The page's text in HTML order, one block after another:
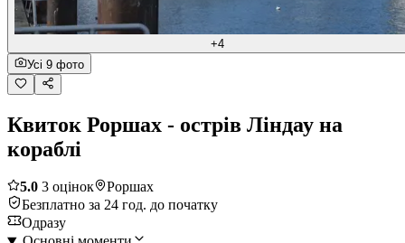
+4
Усі 9 фото
Квиток Роршах - острів Ліндау на
кораблі
5.0 3 оцінок
Роршах
Безплатно за 24 год. до початку
Одразу